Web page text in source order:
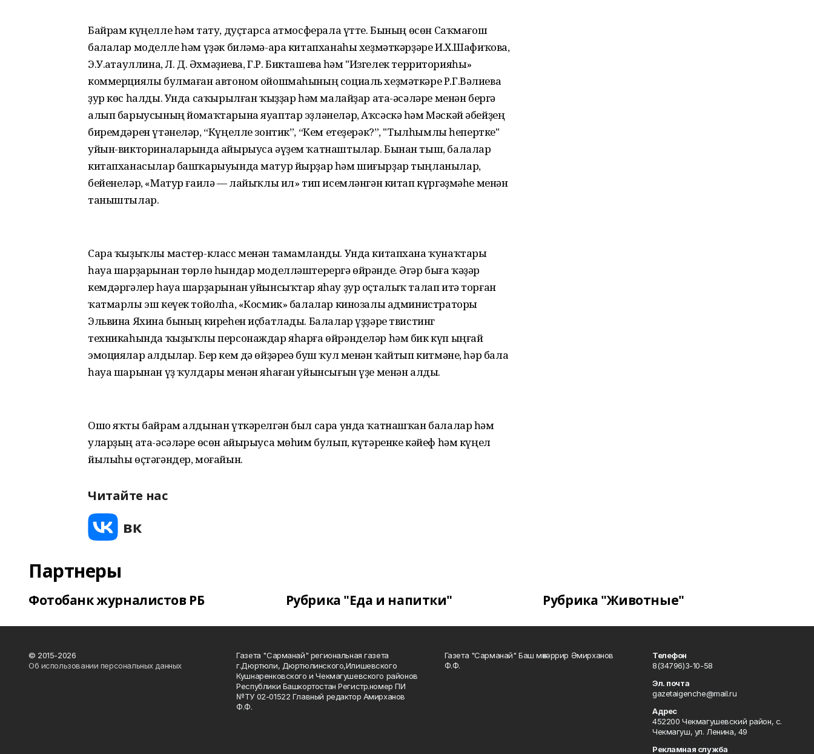
Байрам күңелле һәм тату, дуҫтарса атмосферала үтте. Бының өсөн Саҡмағош
балалар моделле һәм үҙәк биләмә-ара китапханаһы хеҙмәткәрҙәре И.Х.Шафиҡова,
Э.У.Ғатауллина, Л. Д. Әхмәҙиева, Г.Р. Бикташева һәм "Изгелек территорияһы»
коммерциялы булмаған автоном ойошмаһының социаль хеҙмәткәре Р.Г.Вәлиева
ҙур көс һалды. Унда саҡырылған ҡыҙҙар һәм малайҙар ата-әсәләре менән бергә
алып барыусының йомаҡтарына яуаптар эҙләнеләр, Аҡсәскә һәм Мәскәй әбейҙең
биремдәрен үтәнеләр, “Күңелле зонтик”, “Кем етеҙерәк?”, "Тылһымлы һепертке"
уйын-викториналарында айырыуса әүҙем ҡатнаштылар. Бынан тыш, балалар
китапханасылар башҡарыуында матур йырҙар һәм шиғырҙар тыңланылар,
бейенеләр, «Матур ғаилә — лайыҡлы ил» тип исемләнгән китап күргәҙмәһе менән
таныштылар.
Сара ҡыҙыҡлы мастер-класс менән тамамланды. Унда китапхана ҡунаҡтары
һауа шарҙарынан төрлө һындар моделләштерергә өйрәнде. Әгәр быға ҡәҙәр
кемдәргәлер һауа шарҙарынан уйынсыҡтар яһау ҙур оҫталыҡ талап итә торған
ҡатмарлы эш кеүек тойолһа, «Космик» балалар кинозалы администраторы
Эльвина Яхина бының киреһен иҫбатлады. Балалар үҙҙәре твистинг
техникаһында ҡыҙыҡлы персонаждар яһарға өйрәнделәр һәм бик күп ыңғай
эмоциялар алдылар. Бер кем дә өйҙәреә буш ҡул менән ҡайтып китмәне, һәр бала
һауа шарынан үҙ ҡулдары менән яһаған уйынсығын үҙе менән алды.
Ошо яҡты байрам алдынан үткәрелгән был сара унда ҡатнашҡан балалар һәм
уларҙың ата-әсәләре өсөн айырыуса мөһим булып, күтәренке кәйеф һәм күңел
йылыһы өҫтәгәндер, моғайын.
Читайте нас
Партнеры
Фотобанк журналистов РБ Рубрика "Еда и напитки" Рубрика "Животные"
© 2015-2026
Об использовании персональных данных
Газета "Сарманай" региональная газета
г.Дюртюли, Дюртюлинского,Илишевского
Кушнаренковского и Чекмагушевского районов
Республики Башкортостан Регистр.номер ПИ
№ТУ 02-01522 Главный редактор Амирханов
Ф.Ф.
Газета "Сарманай" Баш мөхәррир Әмирханов
Ф.Ф.
Телефон
8(34796)3-10-58
Эл. почта
gazetaigenche@mail.ru
Адрес
452200 Чекмагушевский район, с.
Чекмагуш, ул. Ленина, 49
Рекламная служба